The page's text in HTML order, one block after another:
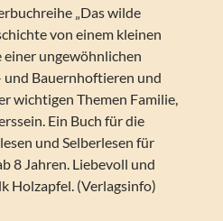
„Das wilde
von einem kleinen
einer ungewöhnlichen
und Bauernhoftieren und
wichtigen Themen Familie,
Ein Buch für die
und Selberlesen für
8 Jahren. Liebevoll und
Holzapfel. (Verlagsinfo)